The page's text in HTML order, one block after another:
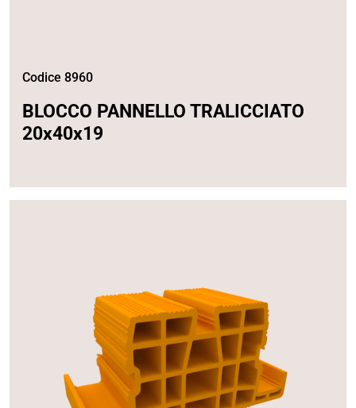
Codice 8960
BLOCCO PANNELLO TRALICCIATO
20x40x19